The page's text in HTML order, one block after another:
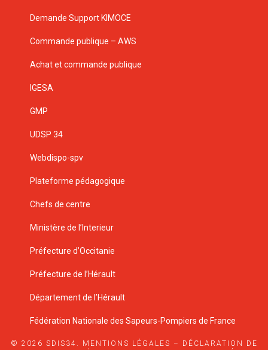
Demande Support KIMOCE
Commande publique – AWS
Achat et commande publique
IGESA
GMP
UDSP 34
Webdispo-spv
Plateforme pédagogique
Chefs de centre
Ministère de l’Interieur
Préfecture d’Occitanie
Préfecture de l’Hérault
Département de l’Hérault
Fédération Nationale des Sapeurs-Pompiers de France
© 2026 SDIS34. MENTIONS LÉGALES –
DÉCLARATION DE